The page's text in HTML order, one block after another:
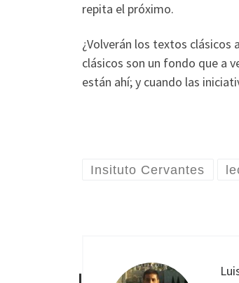
repita el próximo.
¿Volverán los textos clásicos
clásicos son un fondo que a
están ahí; y cuando las
Insituto Cervantes